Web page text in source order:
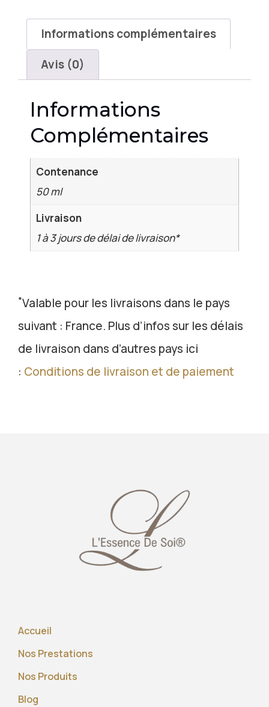
Informations complémentaires
Avis (0)
Informations
Complémentaires
Contenance
50 ml
Livraison
1 à 3 jours de délai de livraison*
*Valable pour les livraisons dans le pays
suivant : France. Plus d’infos sur les délais
de livraison dans d’autres pays ici
: Conditions de livraison et de paiement
Accueil
Nos Prestations
Nos Produits
Blog